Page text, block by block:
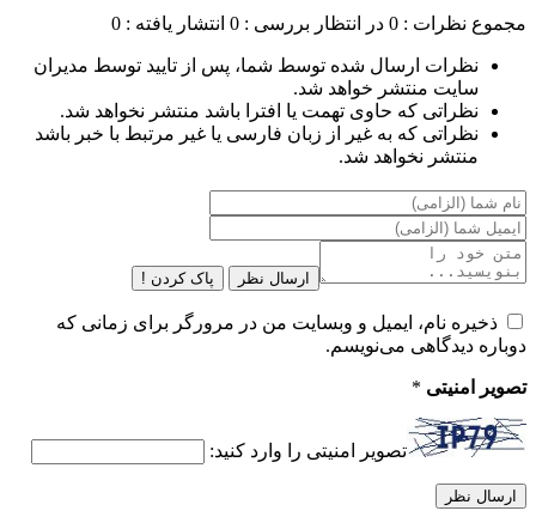
مجموع نظرات : 0 در انتظار بررسی : 0 انتشار یافته : 0
نظرات ارسال شده توسط شما، پس از تایید توسط مدیران
سایت منتشر خواهد شد.
نظراتی که حاوی تهمت یا افترا باشد منتشر نخواهد شد.
نظراتی که به غیر از زبان فارسی یا غیر مرتبط با خبر باشد
منتشر نخواهد شد.
ارسال نظر پاک کردن !
ذخیره نام، ایمیل و وبسایت من در مرورگر برای زمانی که
دوباره دیدگاهی می‌نویسم.
تصویر امنیتی *
تصویر امنیتی را وارد کنید: